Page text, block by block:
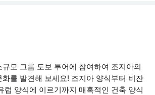
모 그룹 도보 투어에 참여하여 조지아의
화를 발견해 보세요! 조지아 양식부터 비잔
럽 양식에 이르기까지 매혹적인 건축 양식